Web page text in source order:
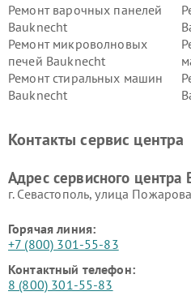
Ремонт варочных панелей
Bauknecht
Ремонт микроволновых
печей Bauknecht
Ремонт стиральных машин
Bauknecht
Контакты сервис центра
Адрес сервисного центра
г. Севастополь, улица
Горячая линия:
+7 (800) 301-55-83
Контактный телефон:
8 (800) 301-55-83